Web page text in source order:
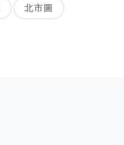
北市圖